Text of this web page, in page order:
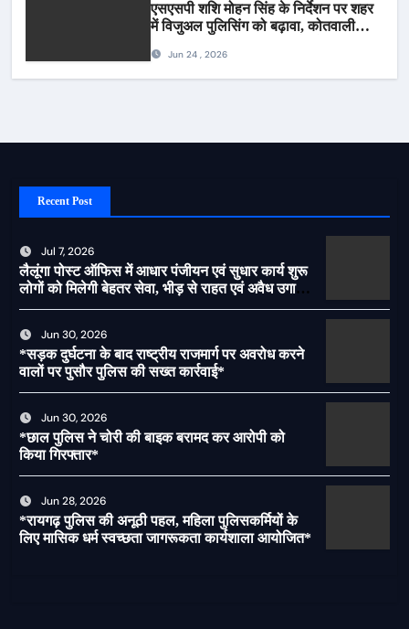
एसएसपी शशि मोहन सिंह के निर्देशन पर शहर
में विजुअल पुलिसिंग को बढ़ावा, कोतवाली
Jun 24 , 2026
Recent Post
Jul 7, 2026
लैलूंगा पोस्ट ऑफिस में आधार पंजीयन एवं सुधार कार्य शुरू
लोगों को मिलेगी बेहतर सेवा, भीड़ से राहत एवं अवैध उगाही
पर लगेगी रोक
Jun 30, 2026
*सड़क दुर्घटना के बाद राष्ट्रीय राजमार्ग पर अवरोध करने
वालों पर पुसौर पुलिस की सख्त कार्रवाई*
Jun 30, 2026
*छाल पुलिस ने चोरी की बाइक बरामद कर आरोपी को
किया गिरफ्तार*
Jun 28, 2026
*रायगढ़ पुलिस की अनूठी पहल, महिला पुलिसकर्मियों के
लिए मासिक धर्म स्वच्छता जागरूकता कार्यशाला आयोजित*